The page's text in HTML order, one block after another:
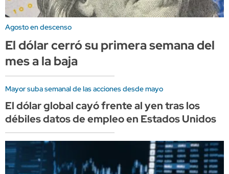
Agosto en descenso
El dólar cerró su primera semana del
mes a la baja
Mayor suba semanal de las acciones desde mayo
El dólar global cayó frente al yen tras los
débiles datos de empleo en Estados Unidos